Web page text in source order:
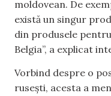
moldovean. De
există un singur
din produsele
Belgia”, a explicat
Vorbind despre o
rusești, acesta a